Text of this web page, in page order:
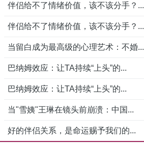
伴侣给不了情绪价值，该不该分手？...
伴侣给不了情绪价值，该不该分手？...
当留白成为最高级的心理艺术：不婚...
巴纳姆效应：让TA持续“上头”的...
巴纳姆效应：让TA持续“上头”的...
当"雪姨"王琳在镜头前崩溃：中国...
好的伴侣关系，是命运赐予我们的...